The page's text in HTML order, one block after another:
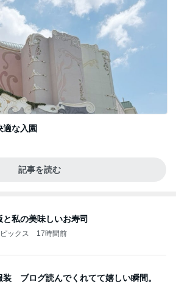
な入園
記事を読む
と私の美味しいお寿司
ックス 17時間前
装 ブログ読んでくれてて嬉しい瞬間。